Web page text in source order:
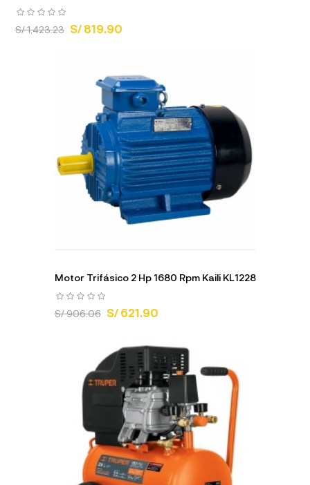
S/ 1,423.23 S/ 819.90
Motor Trifásico 2 Hp 1680 Rpm Kaili KL1228
S/ 906.06 S/ 621.90